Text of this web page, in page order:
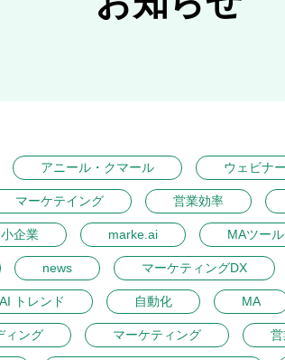
アニール・クマール ウェビナー
マーケテイング 営業効率
企業 marke.ai MAツール
news マーケティングDX
トレンド 自動化 MA
ィング マーケティング